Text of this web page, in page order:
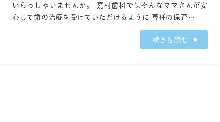
いらっしゃいませんか。 嘉村歯科ではそんなママさんが安
心して歯の治療を受けていただけるように 専任の保育…
続きを読む